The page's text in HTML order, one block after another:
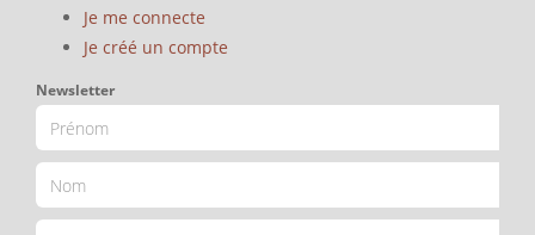
Je me connecte
Je créé un compte
Newsletter